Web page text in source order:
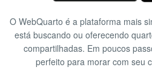
O WebQuarto é a plataforma mais
está buscando ou oferecendo
compartilhadas. Em poucos
perfeito para morar com seu